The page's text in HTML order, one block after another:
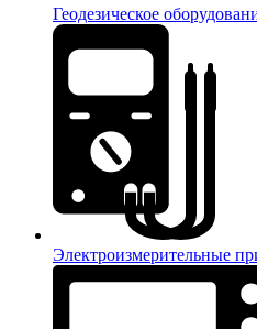
Геодезическое
Электроизмерительные